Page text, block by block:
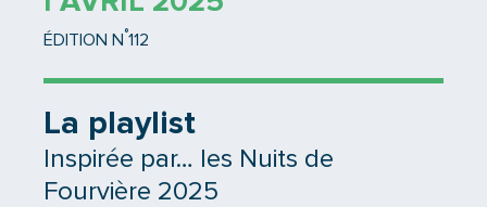
ÉDITION N °112
La playlist
Inspirée par… les Nuits de
Fourvière 2025